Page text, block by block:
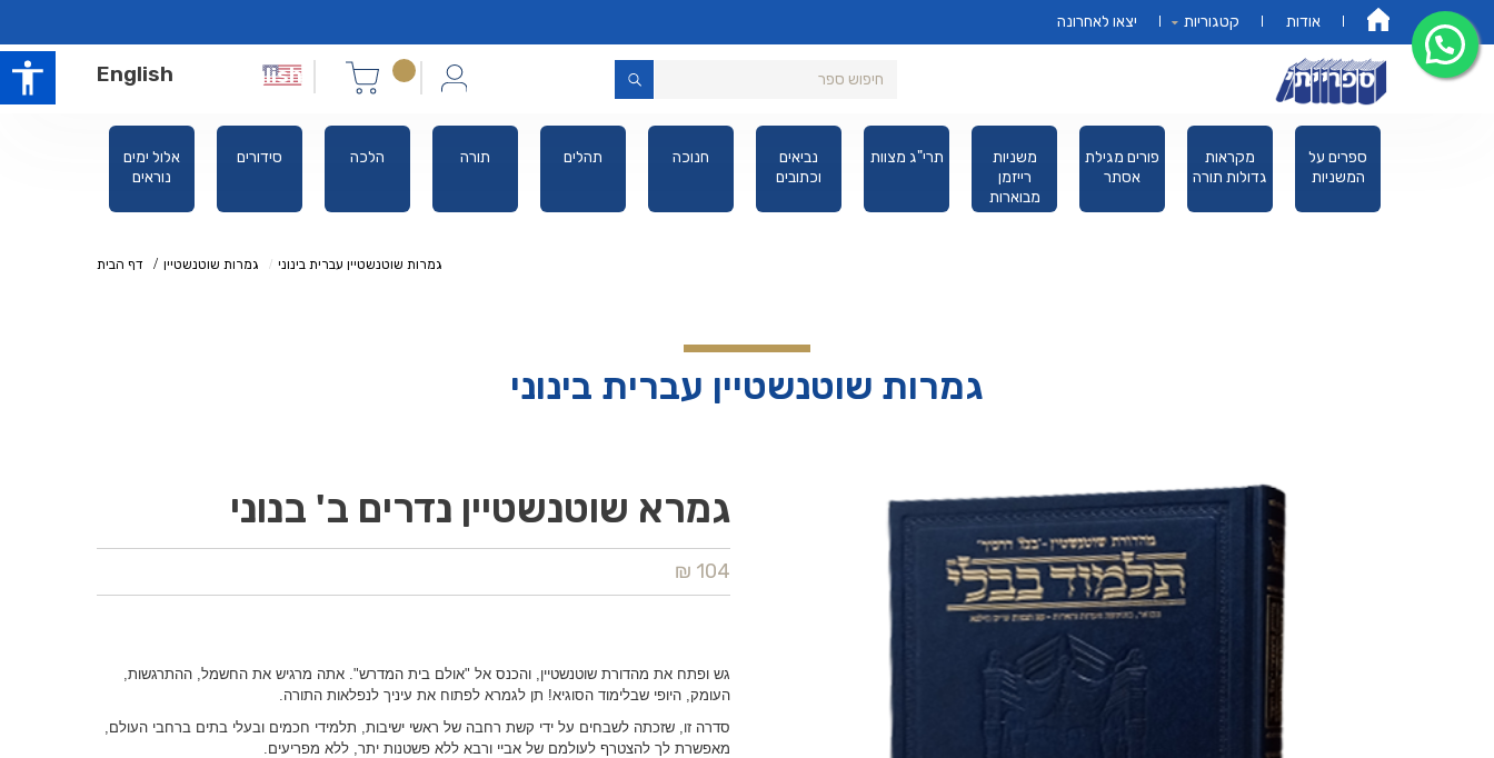
אודות קטגוריות יצאו לאחרונה
English
אלול ימים
נוראים
סידורים הלכה תורה תהלים חנוכה
נביאים
וכתובים
תרי"ג מצוות
משניות
רייזמן
מבוארות
מהדורת כיס
פורים מגילת
אסתר
מקראות
גדולות תורה
ספרים על
המשניות
דף הבית גמרות שוטנשטיין גמרות שוטנשטיין עברית בינוני
גמרות שוטנשטיין עברית בינוני
גמרא שוטנשטיין נדרים ב' בנוני
104 ₪
גש ופתח את מהדורת שוטנשטיין, והכנס אל "אולם בית המדרש". אתה מרגיש את החשמל, ההתרגשות,
העומק, היופי שבלימוד הסוגיא! תן לגמרא לפתוח את עיניך לנפלאות התורה.
סדרה זו, שזכתה לשבחים על ידי קשת רחבה של ראשי ישיבות, תלמידי חכמים ובעלי בתים ברחבי העולם,
מאפשרת לך להצטרף לעולמם של אביי ורבא ללא פשטנות יתר, ללא מפריעים.